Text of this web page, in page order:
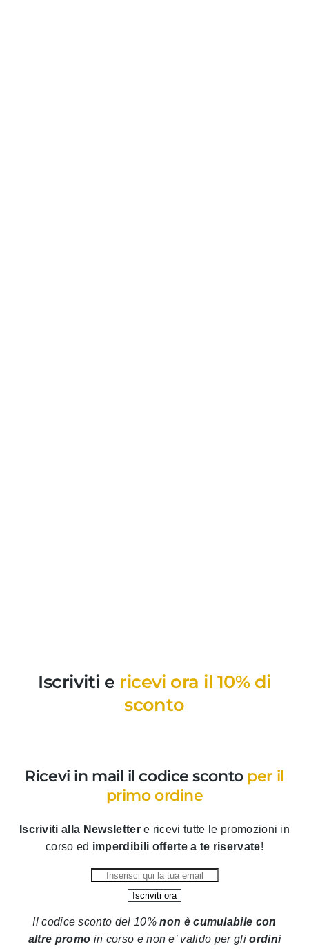
Iscriviti e ricevi ora il 10% di
sconto
Ricevi in mail il codice sconto per il
primo ordine
Iscriviti alla Newslettere ricevi tutte le promozioni in
corso ed imperdibili offerte a te riservate!
Il codice sconto del 10%non è cumulabile con
altre promo in corso e non e’ valido per gliordini